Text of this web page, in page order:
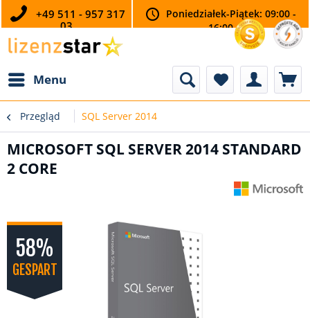
+49 511 - 957 317
03
Poniedziałek-Piątek: 09:00 -
16:00
Menu
Przegląd SQL Server 2014
MICROSOFT SQL SERVER 2014 STANDARD
2 CORE
58%
GESPART